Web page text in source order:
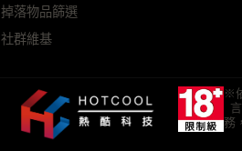
掉落物品篩選
社群維基
※
務